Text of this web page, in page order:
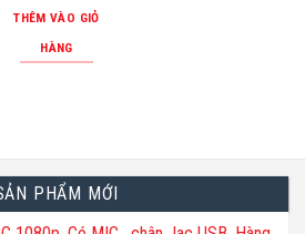
là:
450,000 ₫.
tại
là:
THÊM VÀO GIỎ
HÀNG
PHẨM MỚI